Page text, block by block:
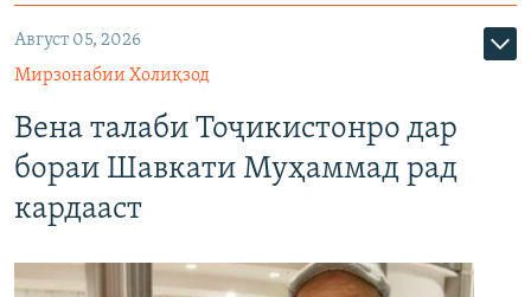
Август 05, 2026
Мирзонабии Холиқзод
Вена талаби Тоҷикистонро дар
бораи Шавкати Муҳаммад рад
кардааст